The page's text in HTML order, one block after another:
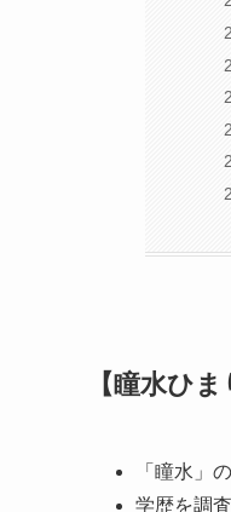
【瞳水ひ
「瞳水」
学歴を調